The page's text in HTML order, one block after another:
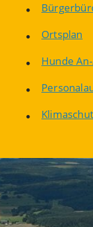
Ortsplan
Hunde